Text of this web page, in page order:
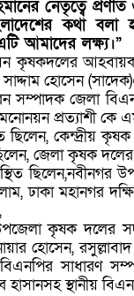
নেতৃত্বে
কথা বলা
আমাদের লক্ষ্য।”
কৃষকদলের
হোসেন
সম্পাদক জেলা
প্রত্যাশী কে
ছিলেন, কেন্দ্রীয়
জেলা কৃষক
ছিলেন,নবীনগর
ঢাকা মহানগর
কৃষক দলের
হোসেন, রসুল্লাবাদ
বিএনপির
স্থানীয়